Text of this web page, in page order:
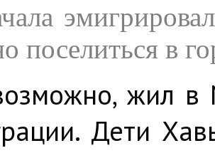
поселиться в
жил
Дети